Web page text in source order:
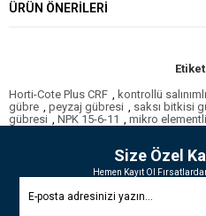
ÜRÜN ÖNERILERI
Horti-Cote Plus CRF , kontrollü
gübre , peyzaj gübresi , saksı bitkisi
gübresi , NPK 15-6-11 , mikro
Size Özel
Hemen Kayıt Ol